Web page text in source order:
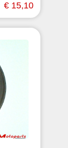
€ 15,10